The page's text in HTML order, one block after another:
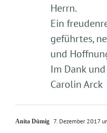
Herrn.
Ein
geführtes,
und
Im Dank
Carolin Arck
Anita Dümig 7. Dezember 2017